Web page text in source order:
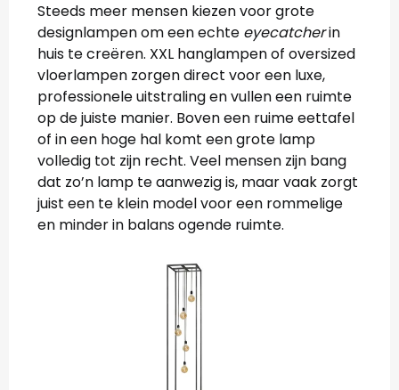
Steeds meer mensen kiezen voor grote
designlampen om een echte eyecatcherin
huis te creëren. XXL hanglampen of oversized
vloerlampen zorgen direct voor een luxe,
professionele uitstraling en vullen een ruimte
op de juiste manier. Boven een ruime eettafel
of in een hoge hal komt een grote lamp
volledig tot zijn recht. Veel mensen zijn bang
dat zo’n lamp te aanwezig is, maar vaak zorgt
juist een te klein model voor een rommelige
en minder in balans ogende ruimte.